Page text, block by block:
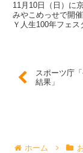
11月10日（日）に
みやこめっせで開
Ｙ人生100年フェ
こちらをご覧くだ
スポーツ庁
結果」
ホーム